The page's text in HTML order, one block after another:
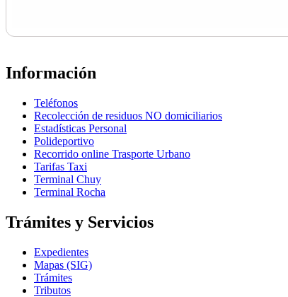
Información
Teléfonos
Recolección de residuos NO domiciliarios
Estadísticas Personal
Polideportivo
Recorrido online Trasporte Urbano
Tarifas Taxi
Terminal Chuy
Terminal Rocha
Trámites y Servicios
Expedientes
Mapas (SIG)
Trámites
Tributos